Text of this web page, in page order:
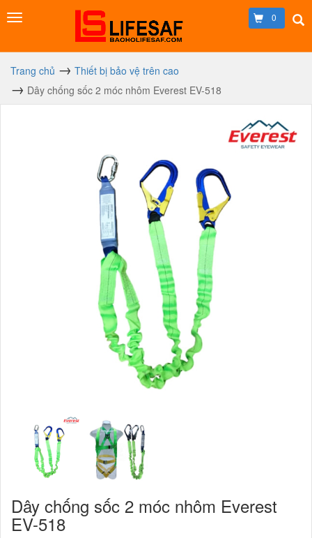
0
Trang chủ
Thiết bị bảo vệ trên cao
Dây chống sốc 2 móc nhôm Everest EV-518
Dây chống sốc 2 móc nhôm Everest
EV-518